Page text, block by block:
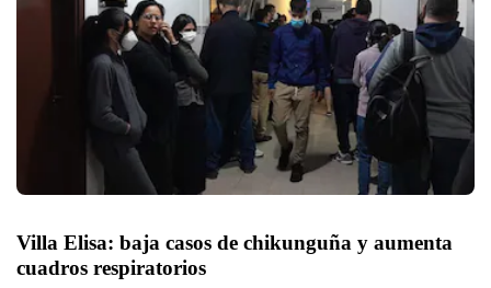
Villa Elisa: baja casos de chikunguña y aumenta
cuadros respiratorios